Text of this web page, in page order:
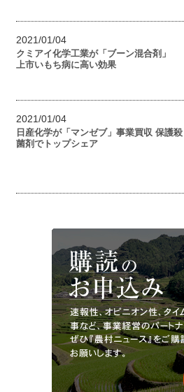
2021/01/04
クミアイ化学工業が「ブーン混合剤」
上市いもち病に高い効果
2021/01/04
日産化学が「マンゼブ」事業買収 保護殺
菌剤でトップシェア